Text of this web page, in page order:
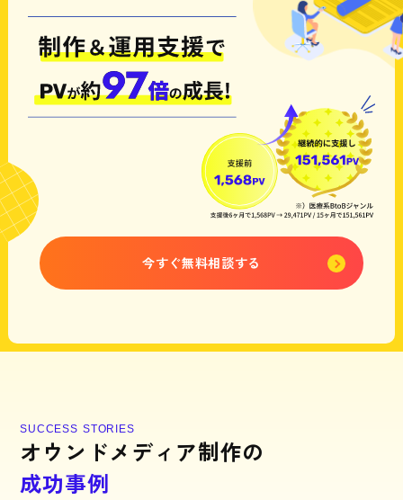
今すぐ無料相談する
SUCC ESS STOR ES
オ ウ ン ドメ ディ ア制作の
成功事例